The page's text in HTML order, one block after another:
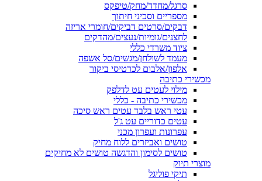
סרגל/מחדד/מחק/טיפקס
מספריים וסכיני חיתוך
דבקים/סרטים דביקים/חומרי אריזה
לחצנים/גומיות/נעצים/מהדקים
ציוד משרדי כללי
מעמד לשולחן/מגשים/סל אשפה
אלפון/אלבום לכרטיסי ביקור
מכשירי כתיבה
מילוי לעטים עט לדלפק
מכשירי כתיבה - כללי
עטי ראש בלבד עטים ראש סיכה
עטים כדוריים עט ג'ל
עפרונות ועפרון מכני
טושים ואביזרים ללוח מחיק
טושים לסימון והדגשה טושים לא מחיקים
מוצרי תיוק
תיקי פוליגל